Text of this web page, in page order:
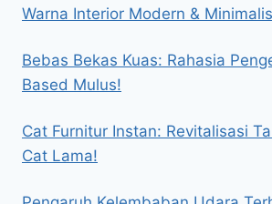
Warna Interior Modern & Minimalis
Bebas Bekas Kuas: Rahasia
Based Mulus!
Cat Furnitur Instan: Revitalisasi
Cat Lama!